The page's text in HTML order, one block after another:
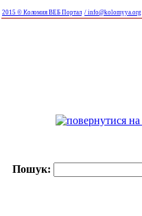
2015 © Коломия ВЕБ Портал / info@kolomyya.org
Пошук: